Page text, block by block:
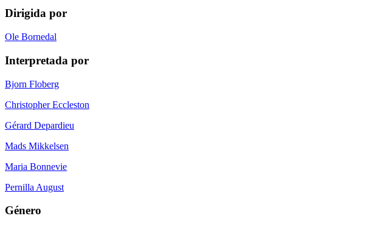
Dirigida por
Ole Bornedal
Interpretada por
Bjorn Floberg
Christopher Eccleston
Gérard Depardieu
Mads Mikkelsen
Maria Bonnevie
Pernilla August
Género